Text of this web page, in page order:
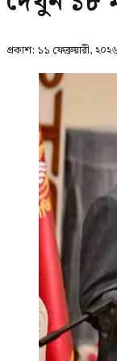
প্রকাশ: ১১ ফেব্রুয়ারী,